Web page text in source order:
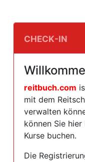
Check-In
reitbuch.com
mit dem
verwalten
können Sie
Kurse buchen.
Die